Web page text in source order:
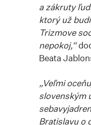
a zákruty
ktorý už
Trizmove
nepokoj,“
Beata
„Veľmi
slovenským
Bratislavu o